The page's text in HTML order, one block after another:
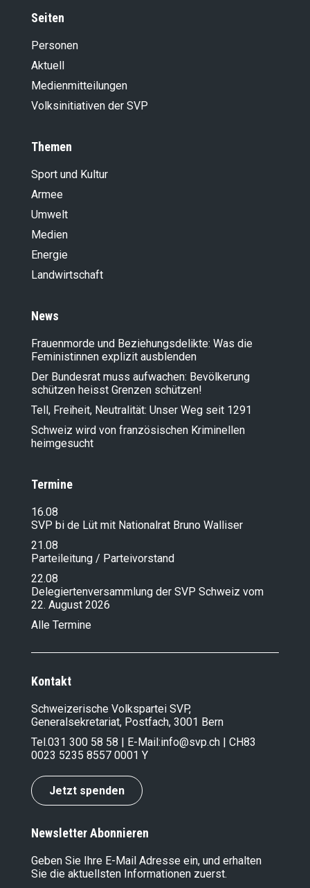
Seiten
Personen
Aktuell
Medienmitteilungen
Volksinitiativen der SVP
Themen
Sport und Kultur
Armee
Umwelt
Medien
Energie
Landwirt­schaft
News
Frauenmorde und Beziehungsdelikte: Was die
Feministinnen explizit ausblenden
Der Bundesrat muss aufwachen: Bevölkerung
schützen heisst Grenzen schützen!
Tell, Freiheit, Neutralität: Unser Weg seit 1291
Schweiz wird von französischen Kriminellen
heimgesucht
Termine
16.08
SVP bi de Lüt mit Nationalrat Bruno Walliser
21.08
Parteileitung / Parteivorstand
22.08
Delegiertenversammlung der SVP Schweiz vom
22. August 2026
Alle Termine
Kontakt
Schweizerische Volkspartei SVP,
Generalsekretariat, Postfach, 3001 Bern
Tel.031 300 58 58 | E-Mail:info@svp.ch | CH83
0023 5235 8557 0001 Y
Jetzt spenden
Newsletter Abonnieren
Geben Sie Ihre E-Mail Adresse ein, und erhalten
Sie die aktuellsten Informationen zuerst.